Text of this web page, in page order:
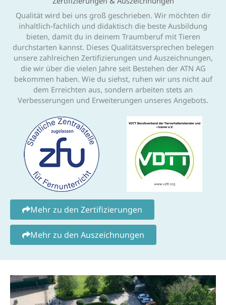
Qualität wird bei uns groß geschrieben. Wir möchten dir
inhaltlich-fachlich und didaktisch die beste Ausbildung
bieten, damit du in deinem Traumberuf mit Tieren
durchstarten kannst. Dieses Qualitätsversprechen belegen
unsere zahlreichen Zertifizierungen und Auszeichnungen,
die wir über die vielen Jahre seit Bestehen der ATN AG
bekommen haben. Wie du siehst, ruhen wir uns nicht auf
dem Erreichten aus, sondern arbeiten stets an
Verbesserungen und Erweiterungen unseres Angebots.
Mehr zu den Zertifizierungen
Mehr zu den Auszeichnungen